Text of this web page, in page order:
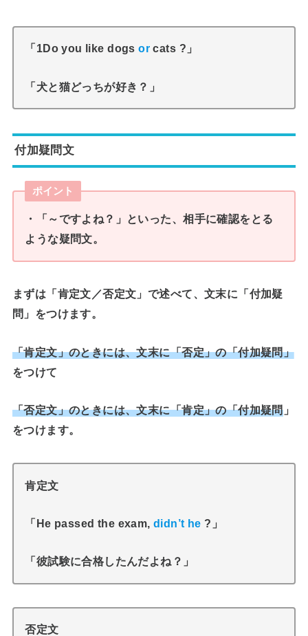
「1Do you like dogsor cats ?」
「犬と猫どっちが好き？」
付加疑問文
ポイント
・「～ですよね？」といった、相手に確認をとる
ような疑問文。
まずは 「肯定文／否定文」で述べて、文末に「付加疑
問」 をつけます。
「肯定文」のときには、文末に「否定」の「付加疑問」
をつけて
「否定文」のときには、文末に「肯定」の「付加疑問」
をつけます。
肯定文
「He passed the exam,didn’t he ?」
「彼試験に合格したんだよね？」
否定文